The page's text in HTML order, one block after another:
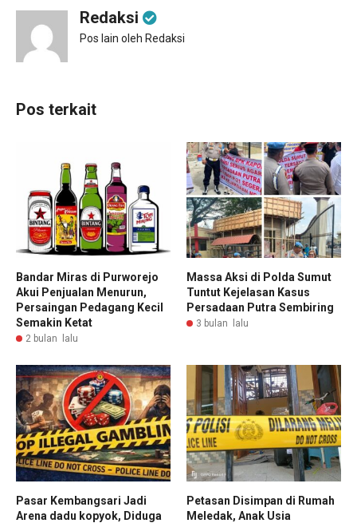
Redaksi
Pos lain oleh Redaksi
Pos terkait
Bandar Miras di Purworejo
Akui Penjualan Menurun,
Persaingan Pedagang Kecil
Semakin Ketat
2 bulan lalu
Massa Aksi di Polda Sumut
Tuntut Kejelasan Kasus
Persadaan Putra Sembiring
3 bulan lalu
Pasar Kembangsari Jadi
Arena dadu kopyok, Diduga
Petasan Disimpan di Rumah
Meledak, Anak Usia